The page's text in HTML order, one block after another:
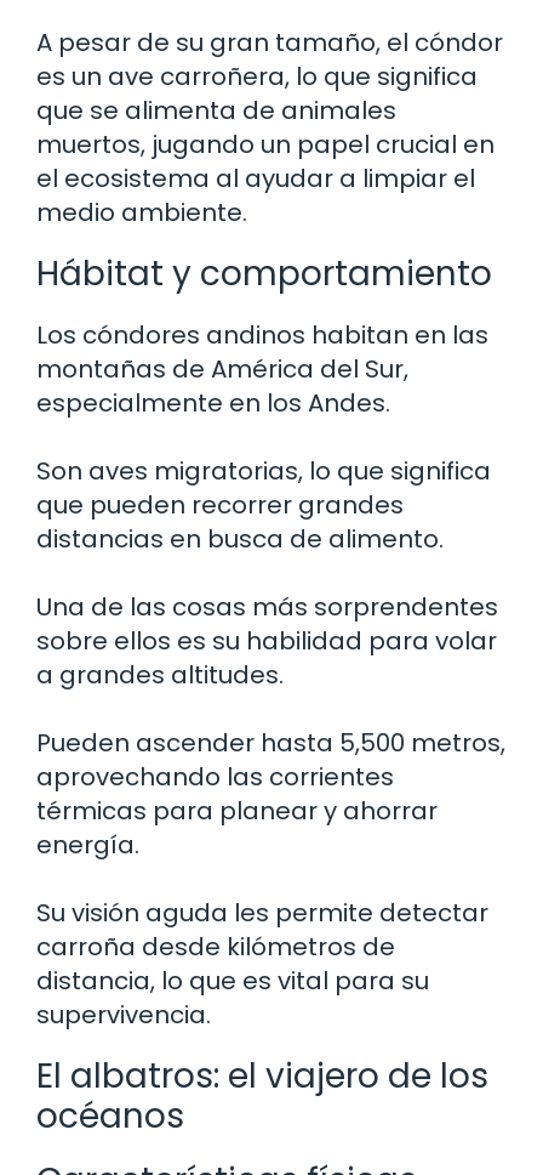
A pesar de su gran tamaño, el cóndor
es un ave carroñera, lo que significa
que se alimenta de animales
muertos, jugando un papel crucial en
el ecosistema al ayudar a limpiar el
medio ambiente.
Hábitat y comportamiento
Los cóndores andinos habitan en las
montañas de América del Sur,
especialmente en los Andes.
Son aves migratorias, lo que significa
que pueden recorrer grandes
distancias en busca de alimento.
Una de las cosas más sorprendentes
sobre ellos es su habilidad para volar
a grandes altitudes.
Pueden ascender hasta 5,500 metros,
aprovechando las corrientes
térmicas para planear y ahorrar
energía.
Su visión aguda les permite detectar
carroña desde kilómetros de
distancia, lo que es vital para su
supervivencia.
El albatros: el viajero de los
océanos